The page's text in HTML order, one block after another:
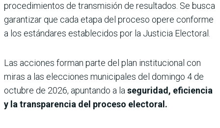
procedimientos de transmisión de resultados. Se busca
garantizar que cada etapa del proceso opere conforme
a los estándares establecidos por la Justicia Electoral.
Las acciones forman parte del plan institucional con
miras a las elecciones municipales del domingo 4 de
octubre de 2026, apuntando a laseguridad, eficiencia
y la transparencia del proceso electoral.